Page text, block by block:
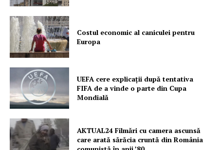
Proiecte editoriale
Rețea
Contact
Costul economic al caniculei pentru
Europa
UEFA cere explicații după tentativa
FIFA de a vinde o parte din Cupa
Mondială
AKTUAL24 Filmări cu camera ascunsă
care arată sărăcia cruntă din România